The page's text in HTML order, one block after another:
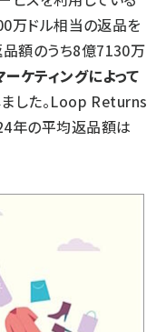
万ドル相当の返品を
額のうち8億7130万
ケティングによって
ました。Loop Returns
年の平均返品額は